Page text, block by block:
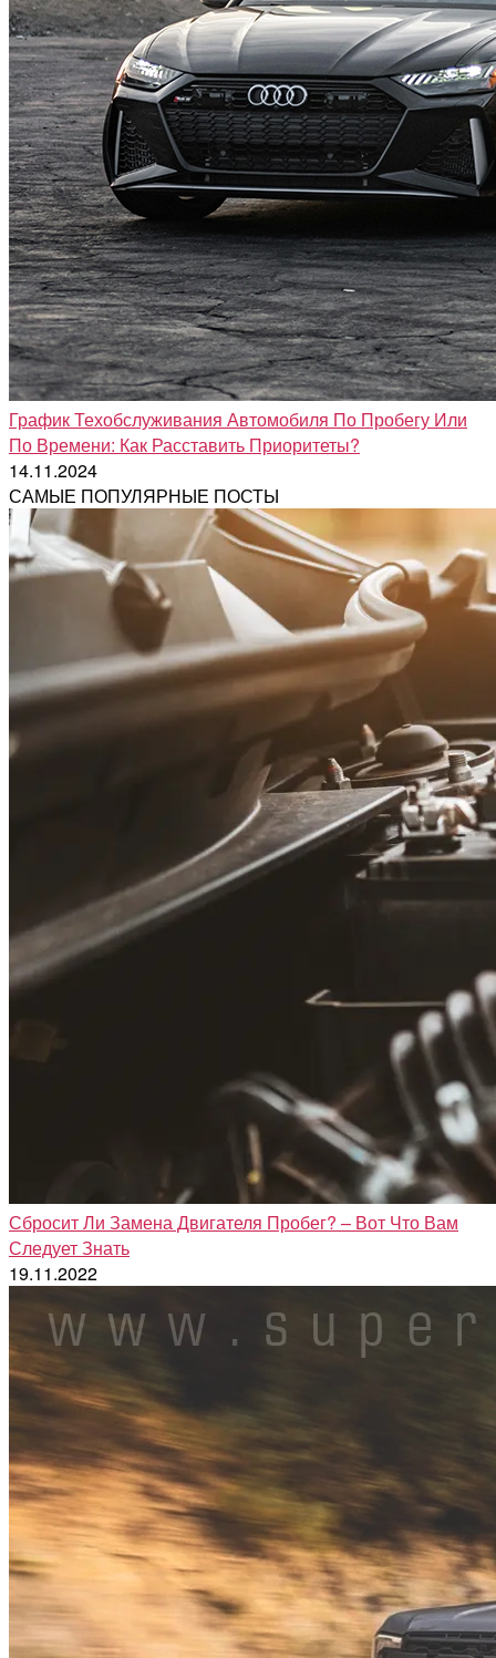
График Техобслуживания Автомобиля По Пробегу Или
По Времени: Как Расставить Приоритеты?
14.11.2024
САМЫЕ ПОПУЛЯРНЫЕ ПОСТЫ
Сбросит Ли Замена Двигателя Пробег? – Вот Что Вам
Следует Знать
19.11.2022